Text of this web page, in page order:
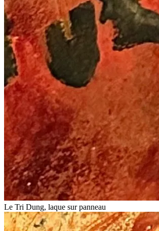
Le Tri Dung, laque sur panneau